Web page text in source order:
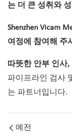
는 더 큰 성취와
Shenzhen Vicam
여정에 참여해 주
따뜻한 안부 인사,
파이프라인 검사
는 파트너입니다.
예전